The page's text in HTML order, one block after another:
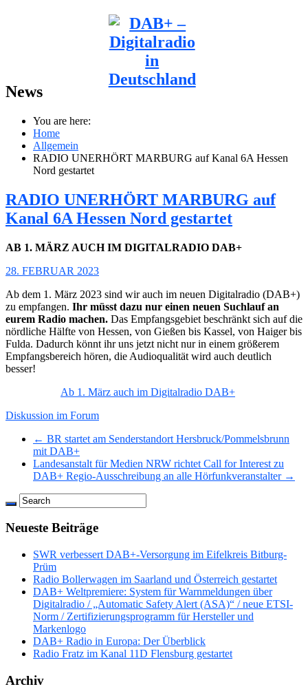
News
You are here:
Home
Allgemein
RADIO UNERHÖRT MARBURG auf Kanal 6A Hessen
Nord gestartet
RADIO UNERHÖRT MARBURG auf
Kanal 6A Hessen Nord gestartet
AB 1. MÄRZ AUCH IM DIGITALRADIO DAB+
28. FEBRUAR 2023
Ab dem 1. März 2023 sind wir auch im neuen Digitalradio (DAB+)
zu empfangen. Ihr müsst dazu nur einen neuen Suchlauf an
eurem Radio machen. Das Empfangsgebiet beschränkt sich auf die
nördliche Hälfte von Hessen, von Gießen bis Kassel, von Haiger bis
Fulda. Dadurch könnt ihr uns jetzt nicht nur in einem größerem
Empfangsbereich hören, die Audioqualität wird auch deutlich
besser!
Ab 1. März auch im Digitalradio DAB+
Diskussion im Forum
← BR startet am Senderstandort Hersbruck/Pommelsbrunn
mit DAB+
Landesanstalt für Medien NRW richtet Call for Interest zu
DAB+ Regio-Ausschreibung an alle Hörfunkveranstalter →
Neueste Beiträge
SWR verbessert DAB+-Versorgung im Eifelkreis Bitburg-
Prüm
Radio Bollerwagen im Saarland und Österreich gestartet
DAB+ Weltpremiere: System für Warnmeldungen über
Digitalradio / „Automatic Safety Alert (ASA)“ / neue ETSI-
Norm / Zertifizierungsprogramm für Hersteller und
Markenlogo
DAB+ Radio in Europa: Der Überblick
Radio Fratz im Kanal 11D Flensburg gestartet
Archiv